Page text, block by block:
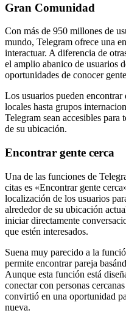
Gran Comunidad
Con más de 950 millones de
mundo, Telegram ofrece una
interactuar. A diferencia de
el amplio abanico de usuarios
oportunidades de conocer
Los usuarios pueden
locales hasta grupos
Telegram sean accesibles
de su ubicación.
Encontrar gente cerca
Una de las funciones de
citas es «Encontrar gente
localización de los usuarios
alrededor de su ubicación
iniciar directamente
que estén interesados.
Suena muy parecido a la
permite encontrar pareja
Aunque esta función está
conectar con personas
convirtió en una oportunidad
nueva.